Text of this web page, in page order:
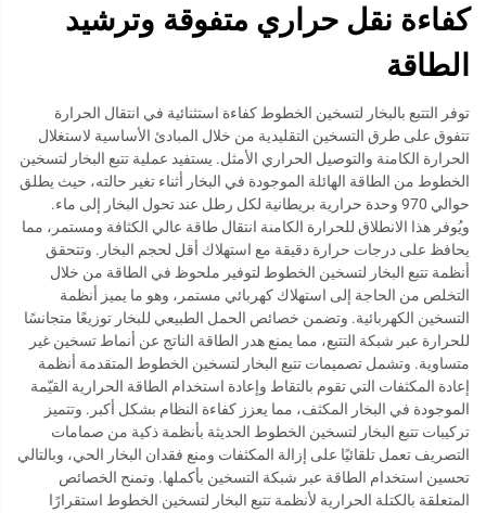
كفاءة نقل حراري متفوقة وترشيد
الطاقة
توفر التتبع بالبخار لتسخين الخطوط كفاءة استثنائية في انتقال الحرارة
تتفوق على طرق التسخين التقليدية من خلال المبادئ الأساسية لاستغلال
الحرارة الكامنة والتوصيل الحراري الأمثل. يستفيد عملية تتبع البخار لتسخين
الخطوط من الطاقة الهائلة الموجودة في البخار أثناء تغير حالته، حيث يطلق
حوالي 970 وحدة حرارية بريطانية لكل رطل عند تحول البخار إلى ماء.
ويُوفر هذا الانطلاق للحرارة الكامنة انتقال طاقة عالي الكثافة ومستمر، مما
يحافظ على درجات حرارة دقيقة مع استهلاك أقل لحجم البخار. وتتحقق
أنظمة تتبع البخار لتسخين الخطوط لتوفير ملحوظ في الطاقة من خلال
التخلص من الحاجة إلى استهلاك كهربائي مستمر، وهو ما يميز أنظمة
التسخين الكهربائية. وتضمن خصائص الحمل الطبيعي للبخار توزيعًا متجانسًا
للحرارة عبر شبكة التتبع، مما يمنع هدر الطاقة الناتج عن أنماط تسخين غير
متساوية. وتشمل تصميمات تتبع البخار لتسخين الخطوط المتقدمة أنظمة
إعادة المكثفات التي تقوم بالتقاط وإعادة استخدام الطاقة الحرارية القيّمة
الموجودة في البخار المكثف، مما يعزز كفاءة النظام بشكل أكبر. وتتميز
تركيبات تتبع البخار لتسخين الخطوط الحديثة بأنظمة ذكية من صمامات
التصريف تعمل تلقائيًا على إزالة المكثفات ومنع فقدان البخار الحي، وبالتالي
تحسين استخدام الطاقة عبر شبكة التسخين بأكملها. وتمنح الخصائص
المتعلقة بالكتلة الحرارية لأنظمة تتبع البخار لتسخين الخطوط استقرارًا